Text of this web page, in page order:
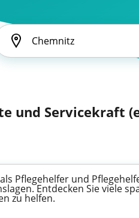
und Servicekraft
Pflegehelfer und
Entdecken Sie viele
zu helfen.